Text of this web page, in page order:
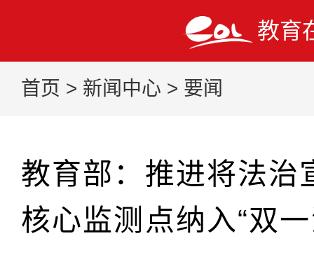
教育
首页 > 新闻中心 > 要闻
教育部：推进将法治
核心监测点纳入“双